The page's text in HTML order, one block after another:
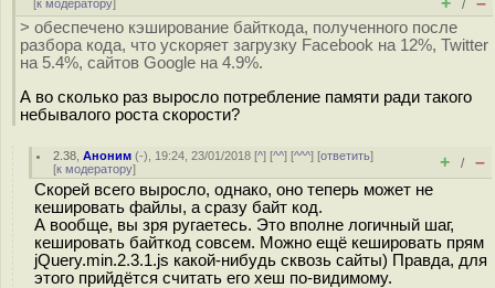
[к модератору] /
> обеспечено кэширование байткода, полученного после
разбора кода, что ускоряет загрузку Facebook на 12%, Twitter
на 5.4%, сайтов Google на 4.9%.
А во сколько раз выросло потребление памяти ради такого
небывалого роста скорости?
2.38 ,Аноним (-), 19:24, 23/01/2018 [^] [^^] [^^^] [ответить]
[к модератору] + / –
Скорей всего выросло, однако, оно теперь может не
кешировать файлы, а сразу байт код.
А вообще, вы зря ругаетесь. Это вполне логичный шаг,
кешировать байткод совсем. Можно ещё кешировать прям
jQuery.min.2.3.1.js какой-нибудь сквозь сайты) Правда, для
этого прийдётся считать его хеш по-видимому.